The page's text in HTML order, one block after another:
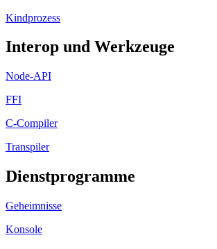
Kindprozess
Interop und Werkzeuge
Node-API
FFI
C-Compiler
Transpiler
Dienstprogramme
Geheimnisse
Konsole